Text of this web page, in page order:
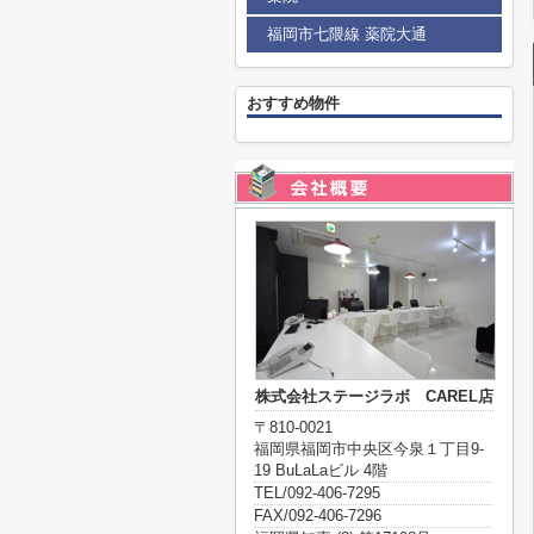
福岡市七隈線 薬院大通
おすすめ物件
株式会社ステージラボ CAREL店
〒810-0021
福岡県福岡市中央区今泉１丁目9-
19 BuLaLaビル 4階
TEL/092-406-7295
FAX/092-406-7296